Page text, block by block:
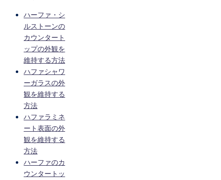
ハーファ・シ
ルストーンの
カウンタート
ップの外観を
維持する方法
ハファシャワ
ーガラスの外
観を維持する
方法
ハファラミネ
ート表面の外
観を維持する
方法
ハーファのカ
ウンタートッ